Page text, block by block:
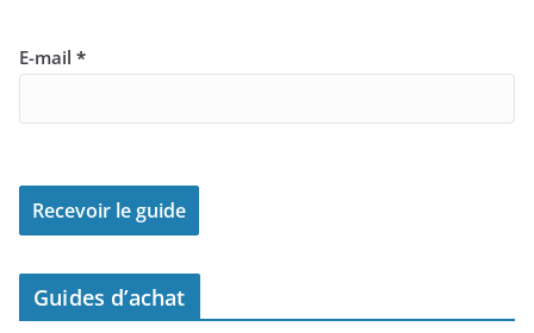
E-mail *
Guides d’achat